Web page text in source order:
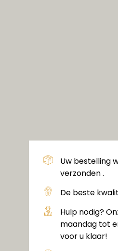
Uw bestelling
verzonden .
De beste
Hulp nodig?
maandag tot
voor u klaar!